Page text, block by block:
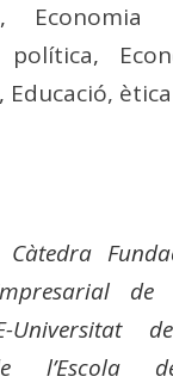
,
,
, Educació,
de
Universitat
l’Escola